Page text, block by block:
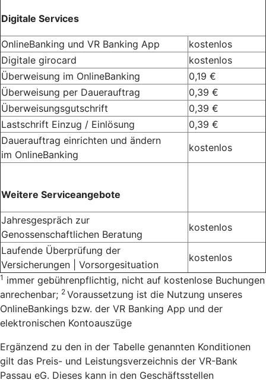
Digitale Services
OnlineBanking und VR Banking App
kostenlos
Digitale girocard
kostenlos
Überweisung im OnlineBanking
0,19 €
Überweisung per Dauerauftrag
0,39 €
Überweisungsgutschrift
0,39 €
Lastschrift Einzug / Einlösung
0,39 €
Dauerauftrag einrichten und ändern
im OnlineBanking
kostenlos
Weitere Serviceangebote
Jahresgespräch zur
Genossenschaftlichen Beratung
kostenlos
Laufende Überprüfung der
Versicherungen | Vorsorgesituation
kostenlos
1 immer gebührenpflichtig, nicht auf kostenlose Buchungen
anrechenbar; 2 Voraussetzung ist die Nutzung unseres
OnlineBankings bzw. der VR Banking App und der
elektronischen Kontoauszüge
Ergänzend zu den in der Tabelle genannten Konditionen
gilt das Preis- und Leistungsverzeichnis der VR-Bank
Passau eG. Dieses kann in den Geschäftsstellen